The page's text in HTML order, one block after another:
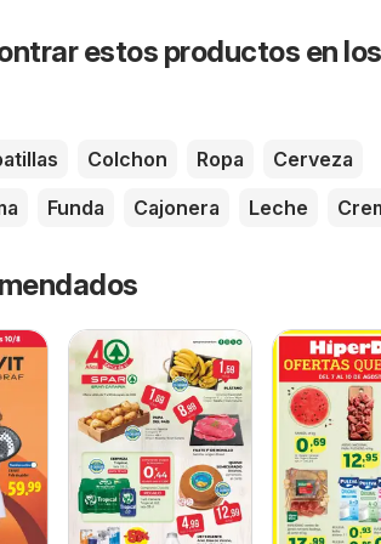
estos productos en los
Colchon Ropa
Cerveza
Funda Cajonera Leche